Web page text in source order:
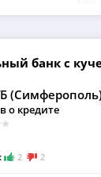
банк с
о кредите
2 2